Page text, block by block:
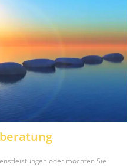
oder möchten Sie